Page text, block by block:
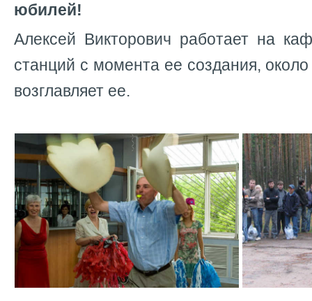
юбилей!
Алексей Викторович работает на
станций с момента ее создания,
возглавляет ее.